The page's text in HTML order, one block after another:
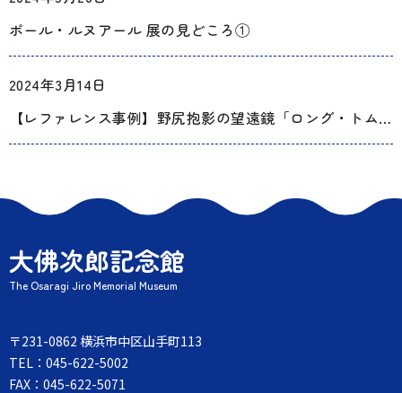
ポール・ルヌアール 展の見どころ①
2024年3月14日
【レファレンス事例】野尻抱影の望遠鏡「ロング・トム」
大佛次郎記念館
The Osaragi Jiro Memorial Museum
〒231-0862 横浜市中区山手町113
TEL：045-622-5002
FAX：045-622-5071